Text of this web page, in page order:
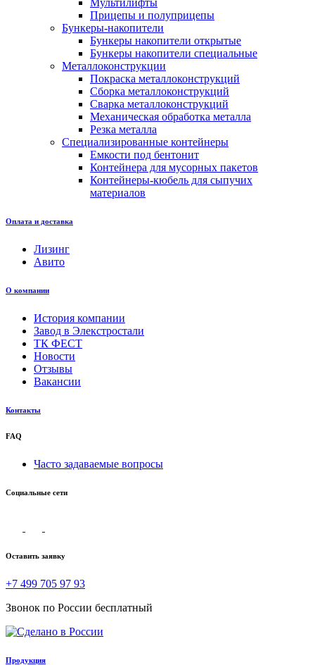
Мультилифты
Прицепы и полуприцепы
Бункеры-накопители
Бункеры накопители открытые
Бункеры накопители специальные
Металлоконструкции
Покраска металлоконструкций
Сборка металлоконструкций
Сварка металлоконструкций
Механическая обработка металла
Резка металла
Специализированные контейнеры
Емкости под бентонит
Контейнера для мусорных пакетов
Контейнеры-кюбель для сыпучих
материалов
Оплата и доставка
Лизинг
Авито
О компании
История компании
Завод в Элекстростали
ТК ФЕСТ
Новости
Отзывы
Вакансии
Контакты
FAQ
Часто задаваемые вопросы
Социальные сети
Оставить заявку
+7 499 705 97 93
Звонок по России бесплатный
Продукция